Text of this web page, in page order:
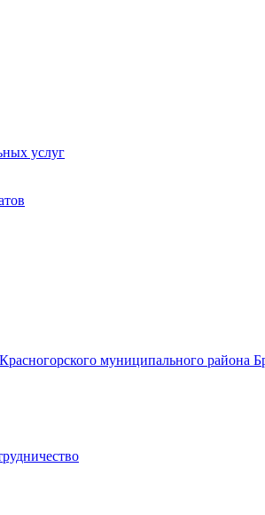
услуг
муниципального района